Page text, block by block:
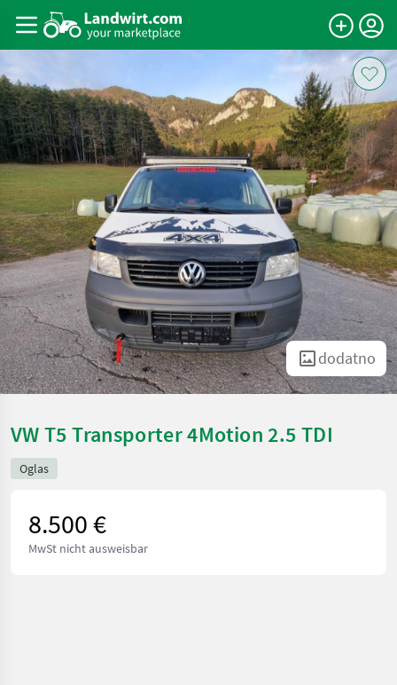
dodatno
VW T5 Transporter 4Motion 2.5 TDI
Oglas
8.500 €
MwSt nicht ausweisbar